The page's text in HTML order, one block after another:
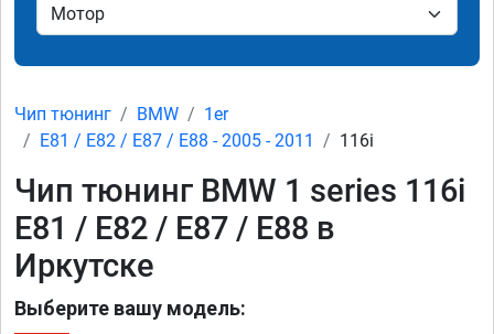
Чип тюнинг BMW
1er
E81 / E82 / E87 / E88 - 2005 - 2011
116i
Чип тюнинг BMW 1 series 116i
E81 / E82 / E87 / E88 в
Иркутске
Выберите вашу модель: